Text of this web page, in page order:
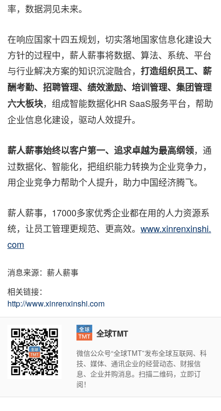
率，数据洞见未来。
在响应国家十四五规划，切实落地国家信息化建设大
方针的过程中，薪人薪事将数据、算法、系统、平台
与行业解决方案的知识沉淀融合， 打造组织员工、薪
酬考勤、招聘管理、绩效激励、培训管理、集团管理
六大板块，组成智能数据化HR SaaS服务平台，帮助
企业信息化建设，驱动人效提升。
薪人薪事始终以客户第一、追求卓越为最高纲领，通
过数据化、 智能化，把组织能力转换为企业竞争力，
用企业竞争力帮助个人提升，助力中国经济腾飞。
薪人薪事，17000多家优秀企业都在用的人力资源系
统，让员工管理更规范、更高效。 www.xinrenxinshi.
com
消息来源：薪人薪事
相关链接：
http://www.xinrenxinshi.com
全球TMT
微信公众号“全球TMT”发布全球互联网、科
技、媒体、通讯企业的经营动态、财报信
息、企业并购消息。扫描二维码，立即订
阅！